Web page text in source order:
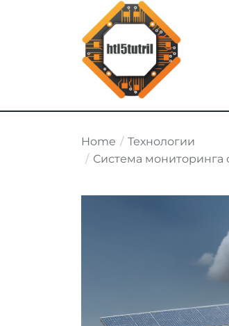
Home
Технологии
Система мониторинга